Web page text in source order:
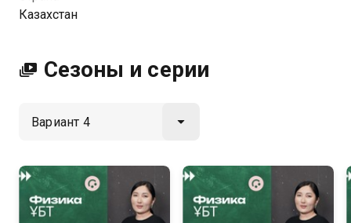
Посмотреть онлайн 4 сезон сериала Физика. ҰБТ вы
Казахстан
Сезоны и серии